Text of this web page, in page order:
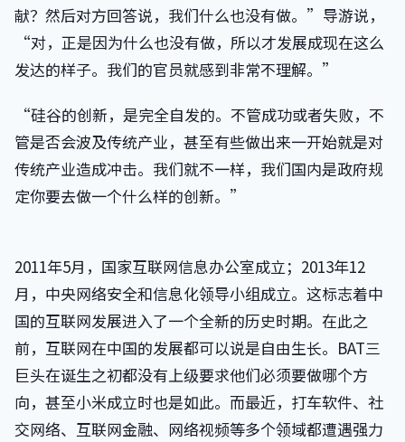
献？然后对方回答说，我们什么也没有做。”导游说，
“对，正是因为什么也没有做，所以才发展成现在这么
发达的样子。我们的官员就感到非常不理解。”
“硅谷的创新，是完全自发的。不管成功或者失败，不
管是否会波及传统产业，甚至有些做出来一开始就是对
传统产业造成冲击。我们就不一样，我们国内是政府规
定你要去做一个什么样的创新。”
2011年5月，国家互联网信息办公室成立；2013年12
月，中央网络安全和信息化领导小组成立。这标志着中
国的互联网发展进入了一个全新的历史时期。在此之
前，互联网在中国的发展都可以说是自由生长。BAT三
巨头在诞生之初都没有上级要求他们必须要做哪个方
向，甚至小米成立时也是如此。而最近，打车软件、社
交网络、互联网金融、网络视频等多个领域都遭遇强力